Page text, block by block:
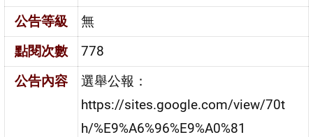
公告等級
無
點閱次數
778
公告內容
選舉公報：
https://sites.google.com/view/70t
h/%E9%A6%96%E9%A0%81